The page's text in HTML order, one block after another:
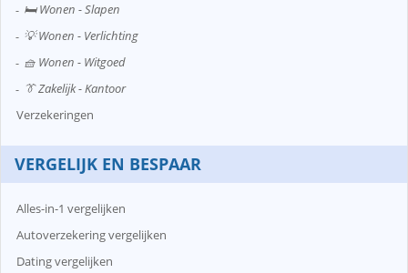
🛏️ Wonen - Slapen
💡 Wonen - Verlichting
🧺 Wonen - Witgoed
👔 Zakelijk - Kantoor
Verzekeringen
VERGELIJK EN BESPAAR
Alles-in-1 vergelijken
Autoverzekering vergelijken
Dating vergelijken